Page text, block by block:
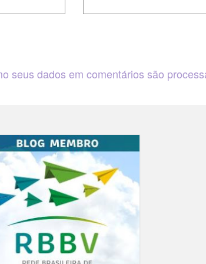
seus dados em comentários são